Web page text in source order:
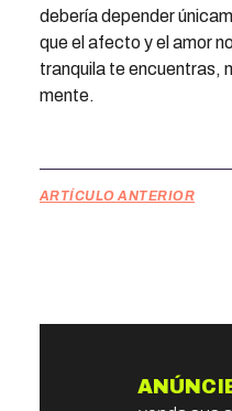
debería depender
que el afecto y el amor
tranquila te encuentras,
mente.
ARTÍCULO ANTERIOR